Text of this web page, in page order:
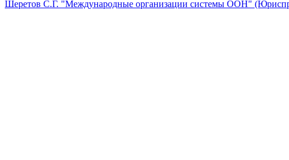
Шеретов С.Г. "Международные организации системы ООН"